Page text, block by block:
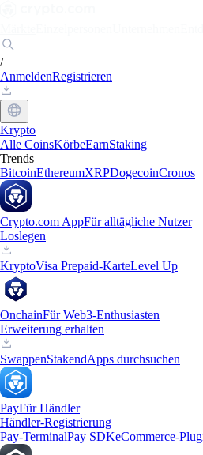
/
AnmeldenRegistrieren
Krypto
Alle CoinsKörbeEarnStaking
Trends
BitcoinEthereumXRPDogecoinCronos
Crypto.com AppFür alltägliche Nutzer
Loslegen
KryptoVisa Prepaid-KarteLevel Up
OnchainFür Web3-Enthusiasten
Erweiterung erhalten
SwappenStakendApps durchsuchen
PayFür Händler
Händler-Registrierung
Pay-TerminalPay SDKeCommerce-